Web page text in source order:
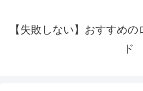
【失敗しない】おすすめ
ド